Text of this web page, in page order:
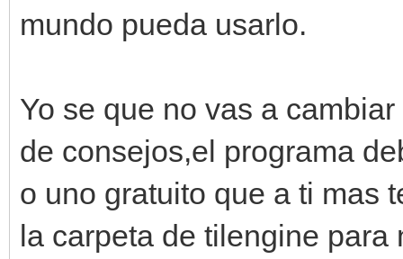
mundo pueda usarlo.
Yo se que no vas a
de consejos,el programa
o uno gratuito que a ti mas
la carpeta de tilengine